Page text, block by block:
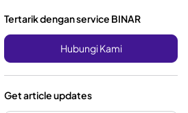
Tertarik dengan service BINAR
Hubungi Kami
Get article updates